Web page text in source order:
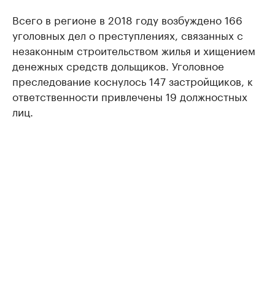
Всего в регионе в 2018 году возбуждено 166
уголовных дел о преступлениях, связанных с
незаконным строительством жилья и хищением
денежных средств дольщиков. Уголовное
преследование коснулось 147 застройщиков, к
ответственности привлечены 19 должностных
лиц.